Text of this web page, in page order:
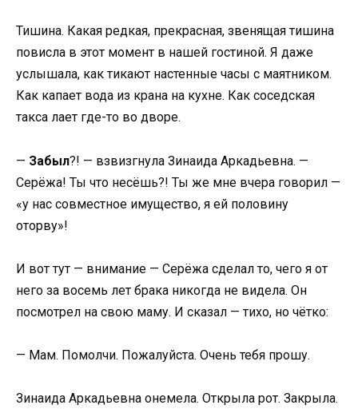
Тишина. Какая редкая, прекрасная, звенящая тишина
повисла в этот момент в нашей гостиной. Я даже
услышала, как тикают настенные часы с маятником.
Как капает вода из крана на кухне. Как соседская
такса лает где-то во дворе.
— Забыл?! — взвизгнула Зинаида Аркадьевна. —
Серёжа! Ты что несёшь?! Ты же мне вчера говорил —
«у нас совместное имущество, я ей половину
оторву»!
И вот тут — внимание — Серёжа сделал то, чего я от
него за восемь лет брака никогда не видела. Он
посмотрел на свою маму. И сказал — тихо, но чётко:
— Мам. Помолчи. Пожалуйста. Очень тебя прошу.
Зинаида Аркадьевна онемела. Открыла рот. Закрыла.